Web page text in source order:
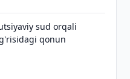
sud orqali
qonun